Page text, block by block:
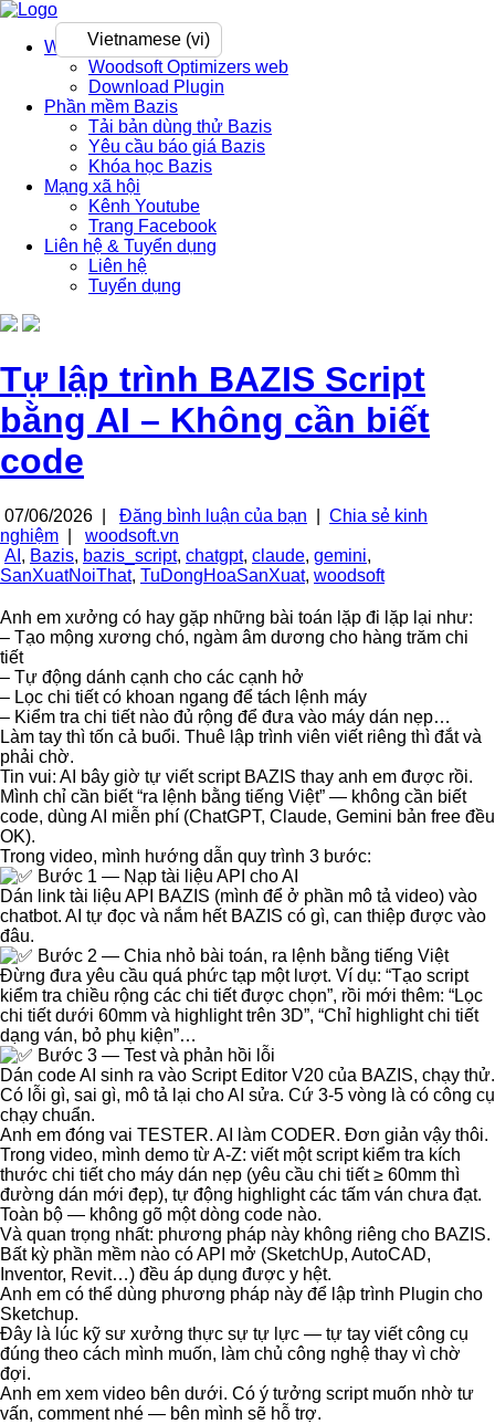
Woodsoft Optimizers
Woodsoft Optimizers web
Download Plugin
Phần mềm Bazis
Tải bản dùng thử Bazis
Yêu cầu báo giá Bazis
Khóa học Bazis
Mạng xã hội
Kênh Youtube
Trang Facebook
Liên hệ & Tuyển dụng
Liên hệ
Tuyển dụng
Tự lập trình BAZIS Script
bằng AI – Không cần biết
code
07/06/2026 | Đăng bình luận của bạn
Chia sẻ kinh
nghiệm
woodsoft.vn
AI , Bazis, bazis_script, chatgpt, claude, gemini,
SanXuatNoiThat, TuDongHoaSanXuat, woodsoft
Anh em xưởng có hay gặp những bài toán lặp đi lặp lại như:
– Tạo mộng xương chó, ngàm âm dương cho hàng trăm chi
tiết
– Tự động dánh cạnh cho các cạnh hở
– Lọc chi tiết có khoan ngang để tách lệnh máy
– Kiểm tra chi tiết nào đủ rộng để đưa vào máy dán nẹp…
Làm tay thì tốn cả buổi. Thuê lập trình viên viết riêng thì đắt và
phải chờ.
Tin vui: AI bây giờ tự viết script BAZIS thay anh em được rồi.
Mình chỉ cần biết “ra lệnh bằng tiếng Việt” — không cần biết
code, dùng AI miễn phí (ChatGPT, Claude, Gemini bản free đều
OK).
Trong video, mình hướng dẫn quy trình 3 bước:
Bước 1 — Nạp tài liệu API cho AI
Dán link tài liệu API BAZIS (mình để ở phần mô tả video) vào
chatbot. AI tự đọc và nắm hết BAZIS có gì, can thiệp được vào
đâu.
Bước 2 — Chia nhỏ bài toán, ra lệnh bằng tiếng Việt
Đừng đưa yêu cầu quá phức tạp một lượt. Ví dụ: “Tạo script
kiểm tra chiều rộng các chi tiết được chọn”, rồi mới thêm: “Lọc
chi tiết dưới 60mm và highlight trên 3D”, “Chỉ highlight chi tiết
dạng ván, bỏ phụ kiện”…
Bước 3 — Test và phản hồi lỗi
Dán code AI sinh ra vào Script Editor V20 của BAZIS, chạy thử.
Có lỗi gì, sai gì, mô tả lại cho AI sửa. Cứ 3-5 vòng là có công cụ
chạy chuẩn.
Anh em đóng vai TESTER. AI làm CODER. Đơn giản vậy thôi.
Trong video, mình demo từ A-Z: viết một script kiểm tra kích
thước chi tiết cho máy dán nẹp (yêu cầu chi tiết ≥ 60mm thì
đường dán mới đẹp), tự động highlight các tấm ván chưa đạt.
Toàn bộ — không gõ một dòng code nào.
Và quan trọng nhất: phương pháp này không riêng cho BAZIS.
Bất kỳ phần mềm nào có API mở (SketchUp, AutoCAD,
Inventor, Revit…) đều áp dụng được y hệt.
Anh em có thể dùng phương pháp này để lập trình Plugin cho
Sketchup.
Đây là lúc kỹ sư xưởng thực sự tự lực — tự tay viết công cụ
đúng theo cách mình muốn, làm chủ công nghệ thay vì chờ
đợi.
Anh em xem video bên dưới. Có ý tưởng script muốn nhờ tư
vấn, comment nhé — bên mình sẽ hỗ trợ.
Vietnamese (vi)